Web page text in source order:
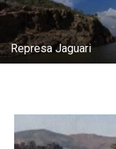
Represa Jaguari